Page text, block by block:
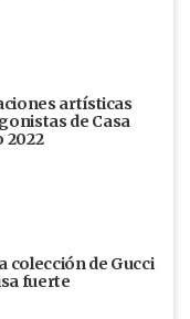
artísticas
de Casa
2022
colección de Gucci
fuerte